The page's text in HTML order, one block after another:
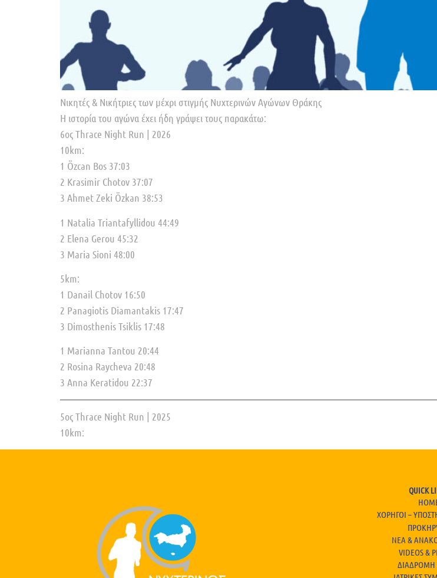
Νικητές & Νικήτριες των μέχρι στιγμής Νυχτερινών Αγώνων Θράκης
Η ιστορία του αγώνα έχει ήδη γράψει τους παρακάτω:
6ος Thrace Night Run | 2026
10km:
1 Özcan Bos 37:03
2 Krasimir Chotov 37:07
3 Ahmet Zeki Özkan 38:53
1 Natalia Triantafyllidou 44:49
2 Elena Gerou 45:32
3 Maria Sioni 48:00
5km:
1 Danail Chotov 16:50
2 Panagiotis Diamantakis 17:47
3 Dimosthenis Tsiklis 17:48
1 Marianna Tantou 20:44
2 Rosina Raycheva 20:48
3 Anna Keratidou 22:37
5ος Thrace Night Run | 2025
10km:
QUICK
ΧΟΡΗΓΟΙ –
ΝΕΑ &
VIDEOS &
ΔΙΑΔΡΟΜΗ